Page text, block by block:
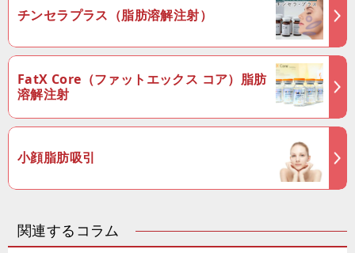
チンセラプラス（脂肪溶解注射）
FatX Core（ファットエックス コア）脂肪
溶解注射
小顔脂肪吸引
関連するコラム